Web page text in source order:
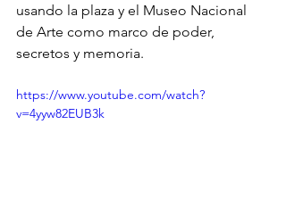
usando la plaza y el Museo Nacional
de Arte como marco de poder,
secretos y memoria.
https://www.youtube.com/watch?
v=4yyw82EUB3k